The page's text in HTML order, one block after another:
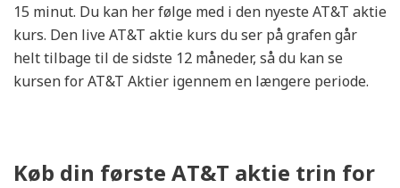
15 minut. Du kan her følge med i den nyeste AT&T aktie
kurs. Den live AT&T aktie kurs du ser på grafen går
helt tilbage til de sidste 12 måneder, så du kan se
kursen for AT&T Aktier igennem en længere periode.
Køb din første AT&T aktie trin for